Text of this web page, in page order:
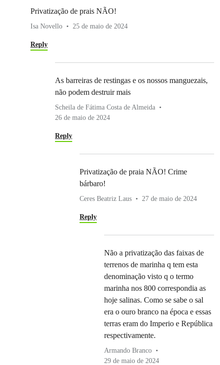
Privatização de prais NÃO!
Isa Novello 25 de maio de 2024
Reply
As barreiras de restingas e os nossos manguezais,
não podem destruir mais
Scheila de Fátima Costa de Almeida
26 de maio de 2024
Reply
Privatização de praia NÃO! Crime
bárbaro!
Ceres Beatriz Laus 27 de maio de 2024
Reply
Não a privatização das faixas de
terrenos de marinha q tem esta
denominação visto q o termo
marinha nos 800 correspondia as
hoje salinas. Como se sabe o sal
era o ouro branco na época e essas
terras eram do Imperio e República
respectivamente.
Armando Branco
29 de maio de 2024